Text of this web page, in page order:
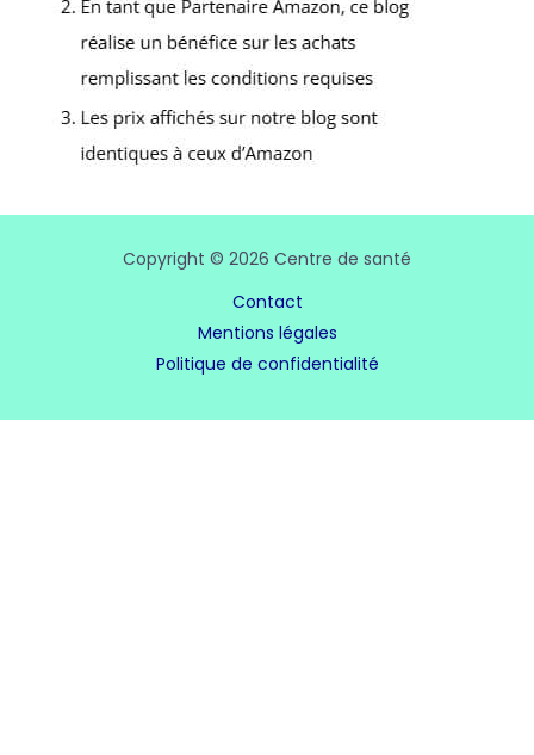
Copyright © 2026 Centre de santé
Contact
Mentions légales
Politique de confidentialité